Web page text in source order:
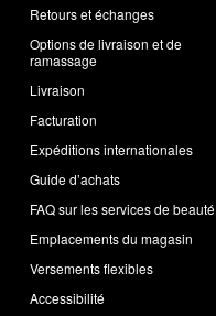
Retours et échanges
Options de livraison et de
ramassage
Livraison
Facturation
Expéditions internationales
Guide d’achats
FAQ sur les services de beauté
Emplacements du magasin
Versements flexibles
Accessibilité